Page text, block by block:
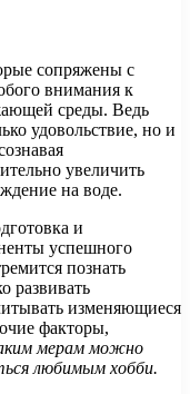
сопряжены с
внимания к
среды. Ведь
удовольствие, но и
увеличить
на воде.
и
успешного
познать
развивать
изменяющиеся
факторы,
мерам можно
любимым хобби.